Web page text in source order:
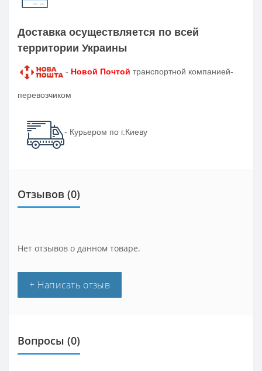
Доставка осуществляется по всей
территории Украины
- Новой Почтой транспортной компанией-
перевозчиком
- Курьером по г.Киеву
Отзывов (0)
Нет отзывов о данном товаре.
+ Написать отзыв
Вопросы (0)